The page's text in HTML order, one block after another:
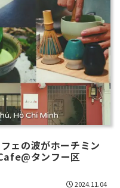
ェの波がホーチミン
タンフー区
2024.11.04